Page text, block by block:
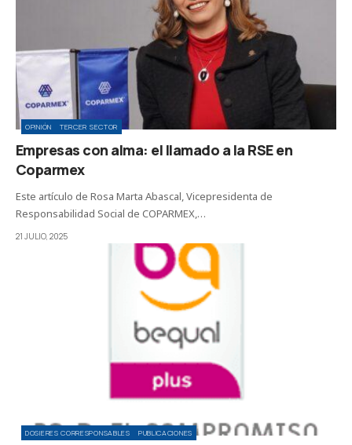
OPINIÓN TERCER SECTOR
Empresas con alma: el llamado a la RSE en
Coparmex
Este artículo de Rosa Marta Abascal, Vicepresidenta de
Responsabilidad Social de COPARMEX,…
21 JULIO, 2025
DOSIERES CORRESPONSABLES PUBLICACIONES